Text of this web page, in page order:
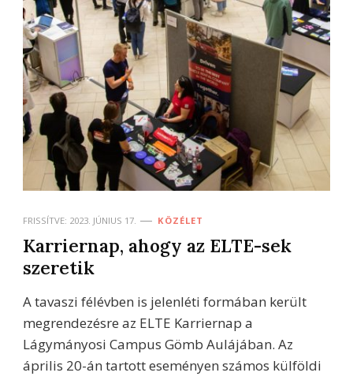
FRISSÍTVE: 2023. JÚNIUS 17. KÖZÉLET
Karriernap, ahogy az ELTE-sek
szeretik
A tavaszi félévben is jelenléti formában került
megrendezésre az ELTE Karriernap a
Lágymányosi Campus Gömb Aulájában. Az
április 20-án tartott eseményen számos külföldi